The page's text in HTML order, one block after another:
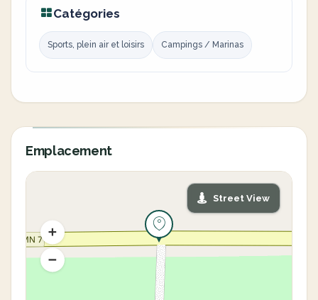
Catégories
Sports, plein air et loisirs Campings / Marinas
Emplacement
Street View